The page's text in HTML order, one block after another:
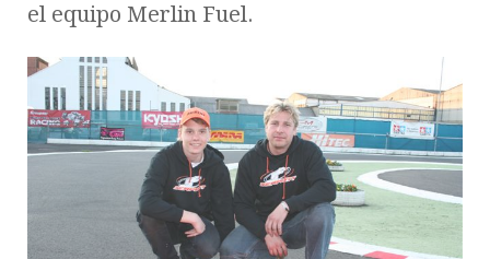
el equipo Merlin Fuel.